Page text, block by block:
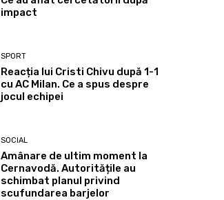
impact
SPORT
Reacția lui Cristi Chivu după 1-1
cu AC Milan. Ce a spus despre
jocul echipei
SOCIAL
Amânare de ultim moment la
Cernavodă. Autoritățile au
schimbat planul privind
scufundarea barjelor